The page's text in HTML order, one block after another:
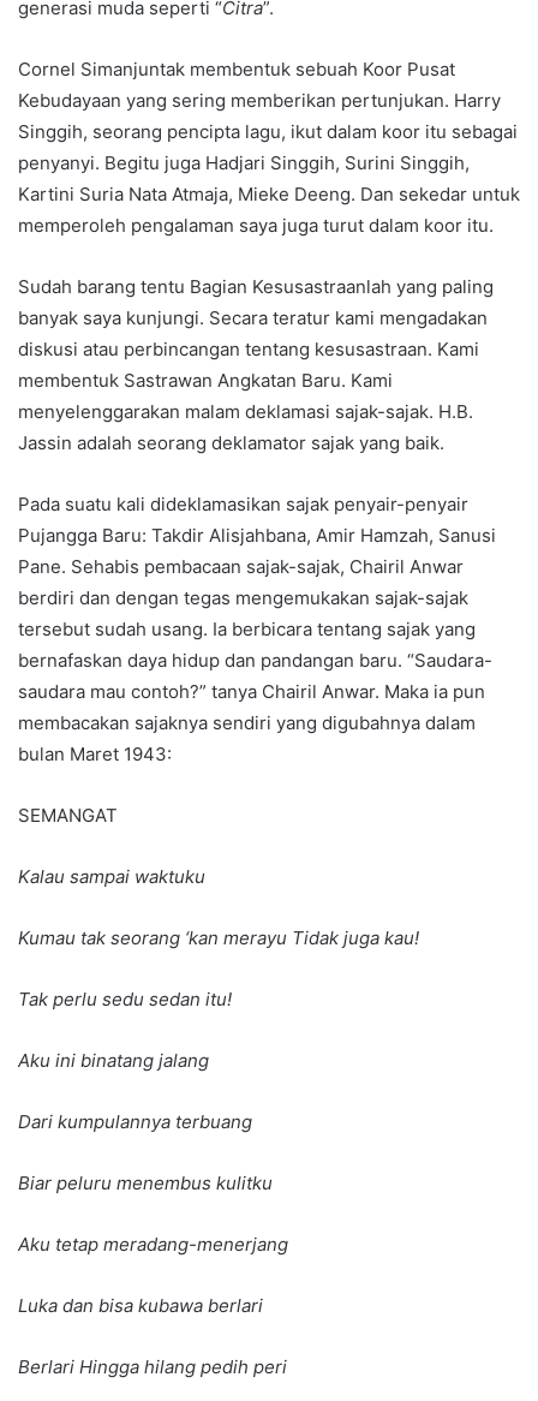
generasi muda seperti “Citra”.
Cornel Simanjuntak membentuk sebuah Koor Pusat
Kebudayaan yang sering memberikan pertunjukan. Harry
Singgih, seorang pencipta lagu, ikut dalam koor itu sebagai
penyanyi. Begitu juga Hadjari Singgih, Surini Singgih,
Kartini Suria Nata Atmaja, Mieke Deeng. Dan sekedar untuk
memperoleh pengalaman saya juga turut dalam koor itu.
Sudah barang tentu Bagian Kesusastraanlah yang paling
banyak saya kunjungi. Secara teratur kami mengadakan
diskusi atau perbincangan tentang kesusastraan. Kami
membentuk Sastrawan Angkatan Baru. Kami
menyelenggarakan malam deklamasi sajak-sajak. H.B.
Jassin adalah seorang deklamator sajak yang baik.
Pada suatu kali dideklamasikan sajak penyair-penyair
Pujangga Baru: Takdir Alisjahbana, Amir Hamzah, Sanusi
Pane. Sehabis pembacaan sajak-sajak, Chairil Anwar
berdiri dan dengan tegas mengemukakan sajak-sajak
tersebut sudah usang. Ia berbicara tentang sajak yang
bernafaskan daya hidup dan pandangan baru. “Saudara-
saudara mau contoh?” tanya Chairil Anwar. Maka ia pun
membacakan sajaknya sendiri yang digubahnya dalam
bulan Maret 1943:
SEMANGAT
Kalau sampai waktuku
Kumau tak seorang ‘kan merayu Tidak juga kau!
Tak perlu sedu sedan itu!
Aku ini binatang jalang
Dari kumpulannya terbuang
Biar peluru menembus kulitku
Aku tetap meradang-menerjang
Luka dan bisa kubawa berlari
Berlari Hingga hilang pedih peri